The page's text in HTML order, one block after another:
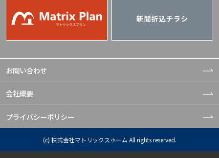
お問い合わせ
会社概要
プライバシーポリシー
(c) 株式会社マトリックスホーム All rights reserved.